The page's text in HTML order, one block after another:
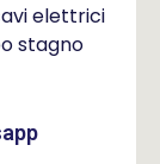
elettrici
stagno